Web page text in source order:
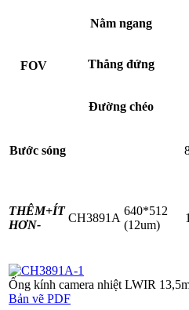
FOV
Nằm ngang
Thẳng đứng
Đường chéo
Bước sóng
THÊM+ÍT
HƠN-
CH3891A
640*512
(12um)
Ống kính camera nhiệt LWIR
Bản vẽ PDF